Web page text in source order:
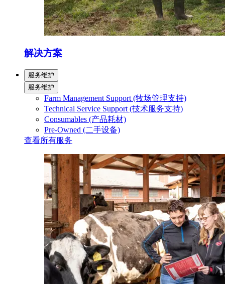
解决方案
服务维护
服务维护
Farm Management Support (牧场管理支持)
Technical Service Support (技术服务支持)
Consumables (产品耗材)
Pre-Owned (二手设备)
查看所有服务